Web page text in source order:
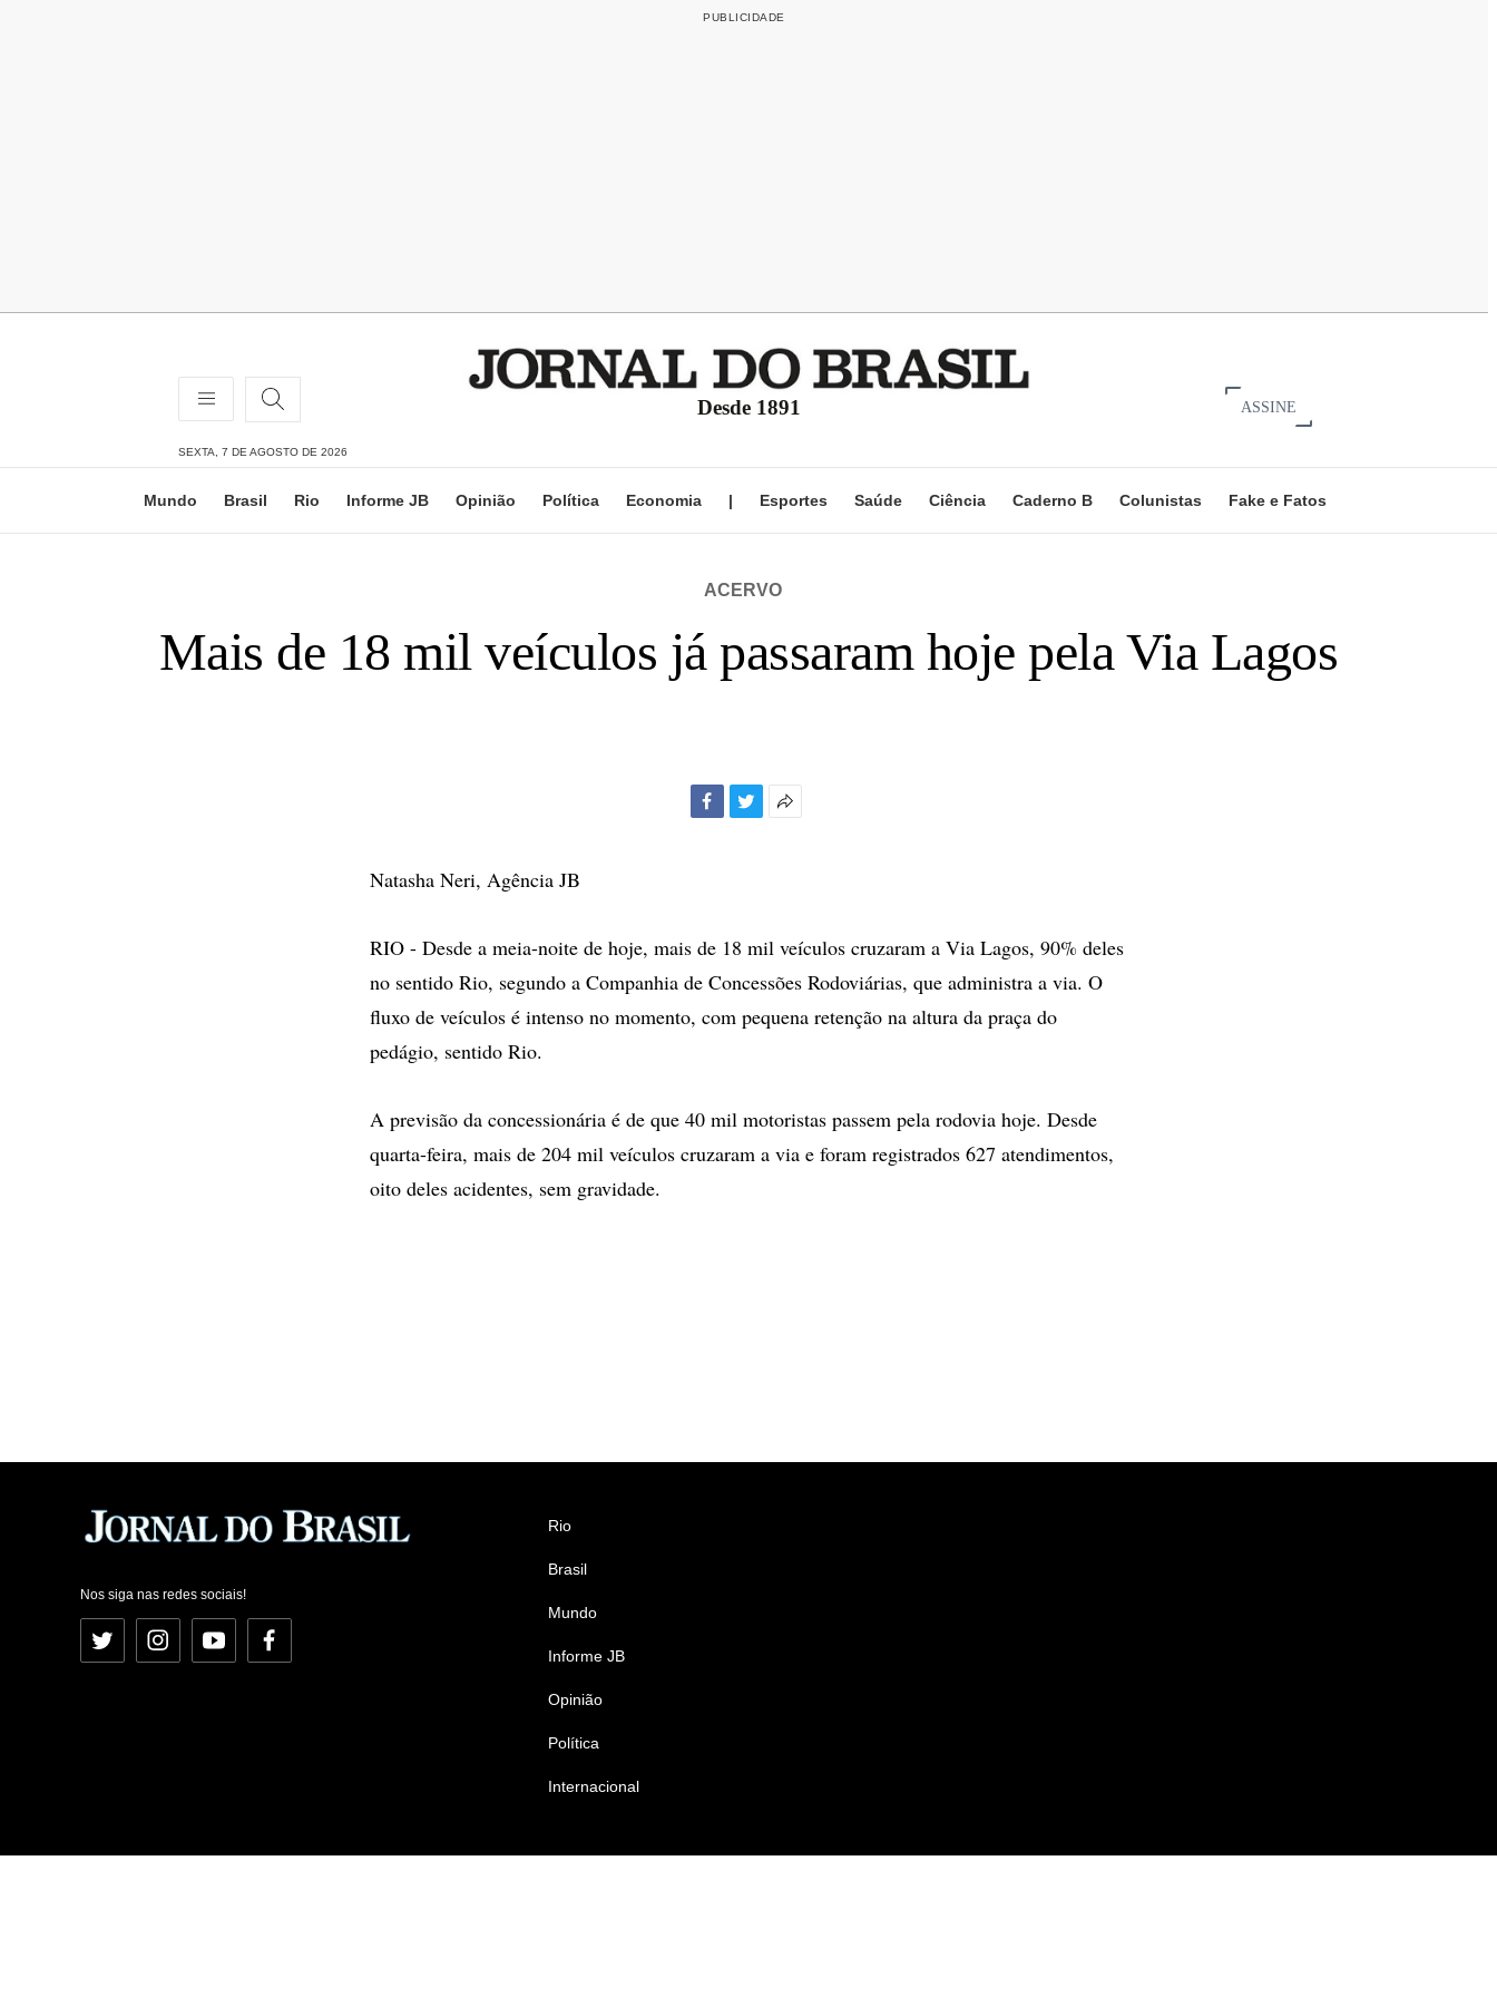
Desde 1891 ASSINE
SEXTA, 7 DE AGOSTO DE 2026
Mundo Brasil Rio Informe JB Opinião Política Economia | Esportes Saúde Ciência Caderno B Colunistas Fake e Fatos
ACERVO
Mais de 18 mil veículos já passaram hoje pela Via Lagos
Natasha Neri, Agência JB
RIO - Desde a meia-noite de hoje, mais de 18 mil veículos cruzaram a Via Lagos, 90% deles
no sentido Rio, segundo a Companhia de Concessões Rodoviárias, que administra a via. O
fluxo de veículos é intenso no momento, com pequena retenção na altura da praça do
pedágio, sentido Rio.
A previsão da concessionária é de que 40 mil motoristas passem pela rodovia hoje. Desde
quarta-feira, mais de 204 mil veículos cruzaram a via e foram registrados 627 atendimentos,
oito deles acidentes, sem gravidade.
Nos siga nas redes sociais!
Twitter InstagramYouTubeFacebook
Rio
Brasil
Mundo
Informe JB
Opinião
Política
Internacional